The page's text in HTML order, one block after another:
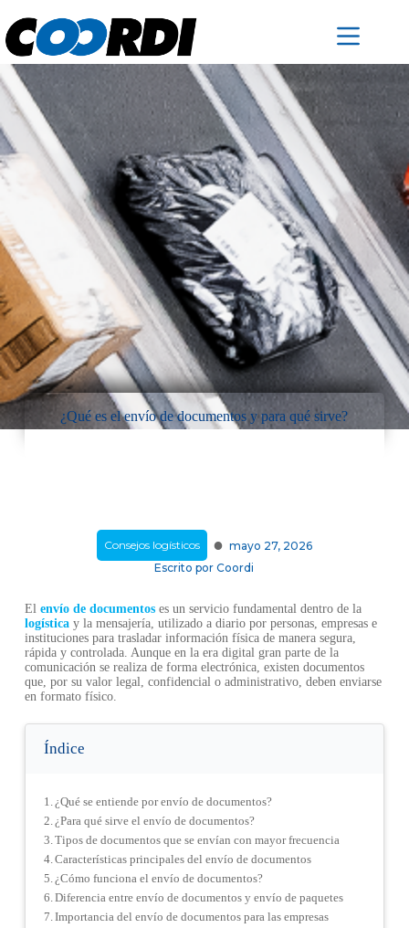
¿Qué es el envío de documentos y para qué sirve?
Consejos logísticos ·mayo 27, 2026
Escrito por Coordi
El envío de documentoses un servicio fundamental dentro de la
logística y la mensajería, utilizado a diario por personas, empresas e
instituciones para trasladar información física de manera segura,
rápida y controlada. Aunque en la era digital gran parte de la
comunicación se realiza de forma electrónica, existen documentos
que, por su valor legal, confidencial o administrativo, deben enviarse
en formato físico.
Índice
¿Qué se entiende por envío de documentos?
¿Para qué sirve el envío de documentos?
Tipos de documentos que se envían con mayor frecuencia
Características principales del envío de documentos
¿Cómo funciona el envío de documentos?
Diferencia entre envío de documentos y envío de paquetes
Importancia del envío de documentos para las empresas